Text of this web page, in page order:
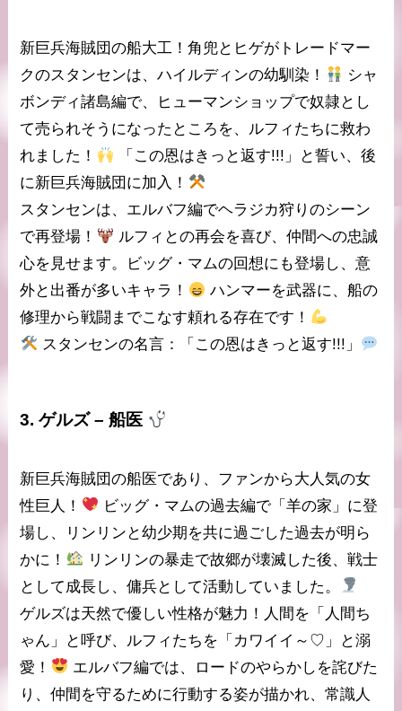
新巨兵海賊団の船大工 ！角兜とヒゲがトレードマー
クのスタンセンは、ハイルディンの幼馴染！
シャ
ボンディ諸島編で、
ヒューマンショップで奴隷とし
て売られそうになったところを、 ルフィ たちに救わ
れました！
「この恩はきっと返す!!!」と誓い、後
に新巨兵海賊団に加入！
スタンセンは、エルバフ編でヘラジカ狩りのシーン
で再登場！
ルフィとの再会を喜び、仲間への忠誠
心を見せます。ビッグ・マムの回想にも登場し、意
外と出番が多いキャラ！
ハンマーを武器に、船の
修理から戦闘までこなす頼れる存在です！
スタンセンの名言：「この恩はきっと返す!!!」
3.ゲルズ– 船医
新巨兵海賊団の船医であり、ファンから大人気の女
性巨人！
ビッグ・マムの過去編で「羊の家」に登
場し、リンリンと幼少期を共に過ごした過去が明ら
かに！
リンリンの暴走で故郷が壊滅した後、戦士
として成長し、傭兵として活動していました。
ゲルズは天然で優しい性格が魅力！人間を「人間ち
ゃん」と呼び、ルフィたちを「カワイイ～♡」と溺
愛！
エルバフ編では、ロードのやらかしを詫びた
り、仲間を守るために行動する姿が描かれ、常識人